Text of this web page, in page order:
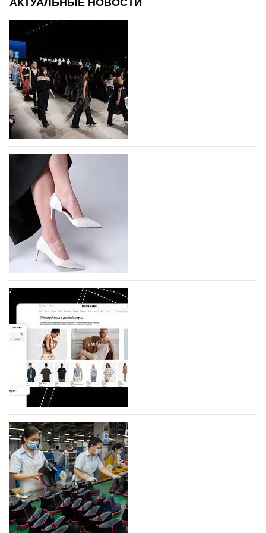
На участие в Московской неделе моды
подано 1047 заявок
На участие в седьмой Московской неделе моды,
которая пройдет в российской столице с 26 сентября
по 1 октября, уже подано 1047 заявок. Примерно
половину из них (494) прислали дизайнеры,
коллекции которых не были представлены в…
07.08.2026 377
BALLINA представит свои новинки на Euro
Shoes
Компания BALLINA Guangzhou Lihuang Footwear
Co., Ltd., основанная в 2011 году и расположенная в
Гуанчжоу, столице моды Китая, является
профессиональной обувной компанией,
объединяющей разработку, производство и…
07.08.2026 286
На платформе Lamoda - новый раздел и
условия продвижения локальных
дизайнерских марок
Российский маркетплейс Lamoda решил обновить
раздел для продажи продукции локальных
дизайнерских марок одежды, обуви и аксессуаров.